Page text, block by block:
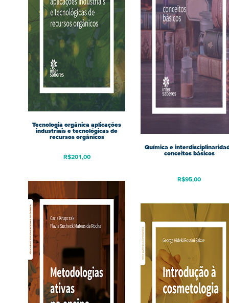
Tecnologia orgânica aplicações
industriais e tecnológicas de
recursos orgânicos
R$201,00
Química e
conceitos básicos
R$95,00